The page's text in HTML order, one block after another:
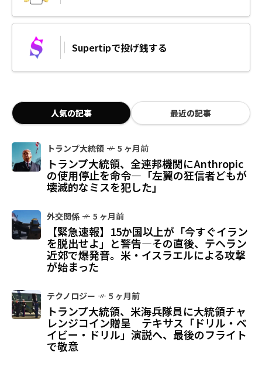
Supertipで投げ銭する
人気の記事 最近の記事
トランプ大統領 5 ヶ月前
トランプ大統領、全連邦機関にAnthropic
の使用停止を命令—「左翼の狂信者どもが
壊滅的なミスを犯した」
外交関係 5 ヶ月前
【緊急速報】15か国以上が「今すぐイラン
を脱出せよ」と警告—その直後、テヘラン
近郊で爆発音。米・イスラエルによる攻撃
が始まった
テクノロジー 5 ヶ月前
トランプ大統領、米海兵隊員に大統領チャ
レンジコイン贈呈 テキサス「ドリル・ベ
イビー・ドリル」演説へ、最後のフライト
で敬意